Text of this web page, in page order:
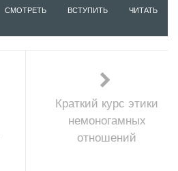
СМОТРЕТЬ ВСТУПИТЬ ЧИТАТЬ
Краткий курс этики
немоногамных
отношений